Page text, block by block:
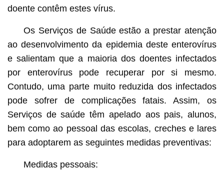
doente contêm estes vírus.
Os Serviços de Saúde estão a prestar atenção
ao desenvolvimento da epidemia deste enterovírus
e salientam que a maioria dos doentes infectados
por enterovírus pode recuperar por si mesmo.
Contudo, uma parte muito reduzida dos infectados
pode sofrer de complicações fatais. Assim, os
Serviços de saúde têm apelado aos pais, alunos,
bem como ao pessoal das escolas, creches e lares
para adoptarem as seguintes medidas preventivas:
Medidas pessoais: